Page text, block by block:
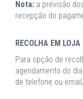
Nota: a previsão
recepção do
RECOLHA EM LOJA
Para opção de
agendamento do
de telefone ou